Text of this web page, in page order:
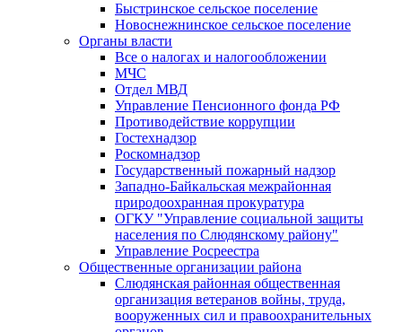
Быстринское сельское поселение
Новоснежнинское сельское поселение
Органы власти
Все о налогах и налогообложении
МЧС
Отдел МВД
Управление Пенсионного фонда РФ
Противодействие коррупции
Гостехнадзор
Роскомнадзор
Государственный пожарный надзор
Западно-Байкальская межрайонная
природоохранная прокуратура
ОГКУ "Управление социальной защиты
населения по Слюдянскому району"
Управление Росреестра
Общественные организации района
Слюдянская районная общественная
организация ветеранов войны, труда,
вооруженных сил и правоохранительных